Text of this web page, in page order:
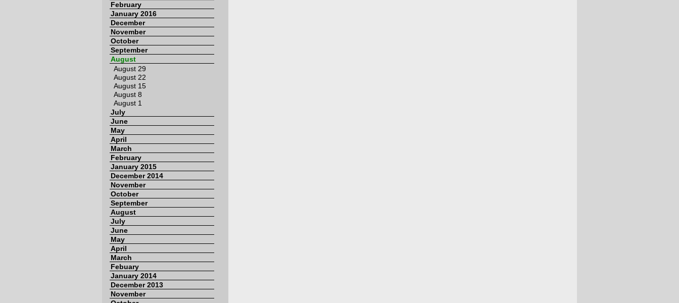
February
January 2016
December
November
October
September
August
August 29
August 22
August 15
August 8
August 1
July
June
May
April
March
February
January 2015
December 2014
November
October
September
August
July
June
May
April
March
Febuary
January 2014
December 2013
November